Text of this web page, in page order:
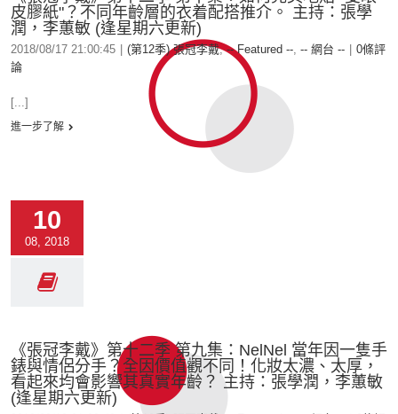
皮膠紙"？不同年齡層的衣着配搭推介。 主持：張學
潤，李蕙敏 (逢星期六更新)
2018/08/17 21:00:45 (第12季) 張冠李戴,-- Featured --, -- 網台 --
0條評
論
[...]
進一步了解
10
08, 2018
《張冠李戴》第十二季 第九集：NelNel 當年因一隻手
錶與情侶分手？全因價值觀不同！化妝太濃、太厚，
看起來均會影響其真實年齡？ 主持：張學潤，李蕙敏
(逢星期六更新)